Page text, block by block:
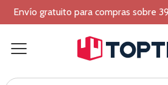
Envío gratuito para compras sobre